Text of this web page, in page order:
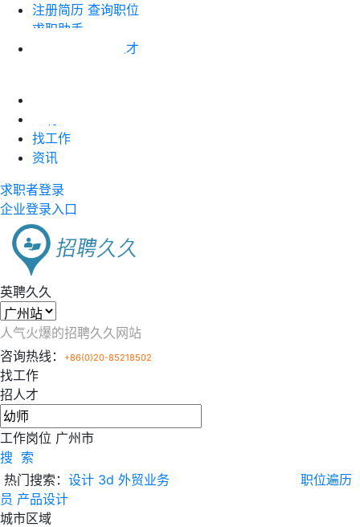
注册简历 查询职位
求职助手
搜索人才
找工作
资讯
求职者登录
企业登录入口
英聘久久
人气火爆的招聘久久网站
咨询热线：
+86(0)20-85218502
找工作
招人才
工作岗位 广州市
搜 索
热门搜索： 设计 3d 外贸业务
员 产品设计
职位遍历
城市区域